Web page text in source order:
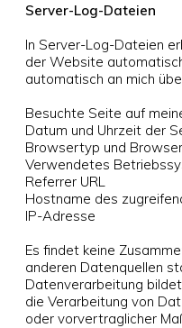
Server-Log-Dateien
In Server-Log-Dateien
der Website
automatisch an mich
Besuchte Seite auf
Datum und Uhrzeit der
Browsertyp und
Verwendetes
Referrer URL
Hostname des
IP-Adresse
Es findet keine
anderen Datenquellen
Datenverarbeitung
die Verarbeitung von
oder vorvertraglicher